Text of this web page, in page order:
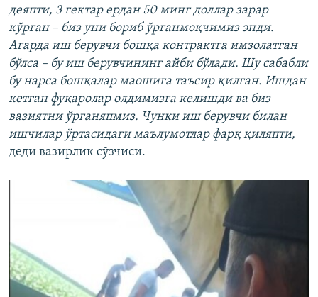
деяпти, 3 гектар ердан 50 минг доллар зарар
кўрган – биз уни бориб ўрганмоқчимиз энди.
Агарда иш берувчи бошқа контрактга имзолатган
бўлса – бу иш берувчининг айби бўлади. Шу сабабли
бу нарса бошқалар маошига таъсир қилган. Ишдан
кетган фуқаролар олдимизга келишди ва биз
вазиятни ўрганяпмиз. Чунки иш берувчи билан
ишчилар ўртасидаги маълумотлар фарқ қиляпти,
деди вазирлик сўзчиси.